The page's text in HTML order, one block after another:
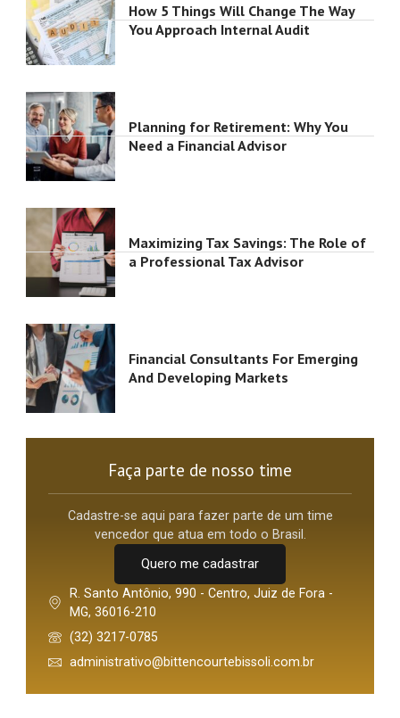
How 5 Things Will Change The Way
You Approach Internal Audit
Planning for Retirement: Why You
Need a Financial Advisor
Maximizing Tax Savings: The Role of
a Professional Tax Advisor
Financial Consultants For Emerging
And Developing Markets
Faça parte de nosso time
Cadastre-se aqui para fazer parte de um time
vencedor que atua em todo o Brasil.
Quero me cadastrar
R. Santo Antônio, 990 - Centro, Juiz de Fora -
MG, 36016-210
(32) 3217-0785
administrativo@bittencourtebissoli.com.br